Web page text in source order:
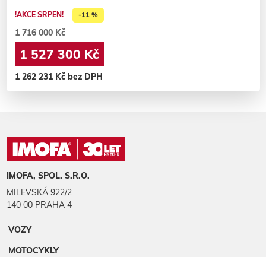
!AKCE SRPEN! -11 %
1 716 000 Kč
1 527 300 Kč
1 262 231 Kč bez DPH
IMOFA, SPOL. S.R.O.
MILEVSKÁ 922/2
140 00 PRAHA 4
VOZY
MOTOCYKLY